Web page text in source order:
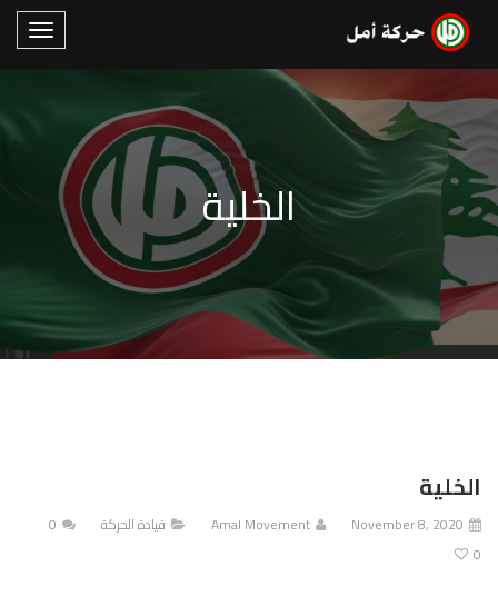
الخلية
الخلية
November 8, 2020
Amal Movement قيادة الحركة
0
0